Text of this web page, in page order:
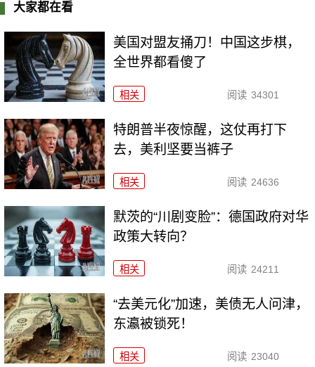
大家都在看
美国对盟友捅刀！中国这步棋，
全世界都看傻了
相关 阅读 34301
特朗普半夜惊醒，这仗再打下
去，美利坚要当裤子
相关 阅读 24636
默茨的“川剧变脸”：德国政府对华
政策大转向？
相关 阅读 24211
“去美元化”加速，美债无人问津，
东瀛被锁死！
相关 阅读 23040